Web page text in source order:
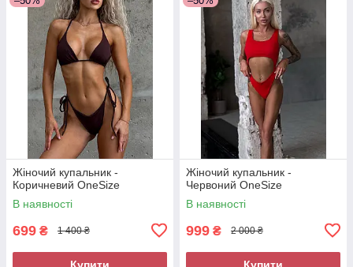
Жіночий купальник -
Коричневий OneSize
В наявності
699 ₴ 1 400 ₴
Жіночий купальник -
Червоний OneSize
В наявності
999 ₴ 2 000 ₴